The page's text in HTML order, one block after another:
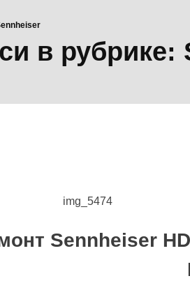
в рубрике:
Sennheiser